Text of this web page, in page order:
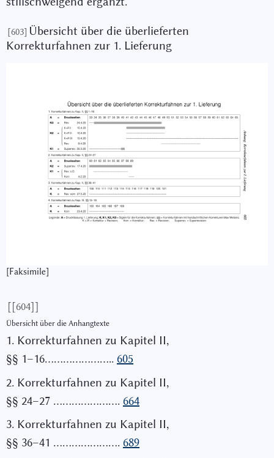
[603] Übersicht über die überlieferten
Korrekturfahnen zur 1. Lieferung
[Faksimile]
[[604]]
Übersicht über die Anhangtexte
1. Korrekturfahnen zu Kapitel II,
§§ 1–16………………….. 605
2. Korrekturfahnen zu Kapitel II,
§§ 24–27 …………………. 664
3. Korrekturfahnen zu Kapitel II,
§§ 36–41 …………………. 689